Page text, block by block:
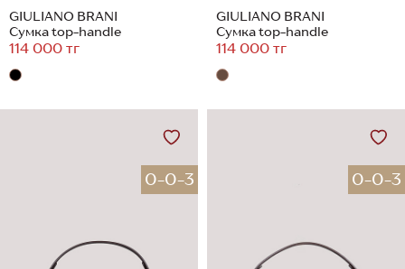
GIULIANO BRANI
Сумка top-handle
114 000 тг
GIULIANO BRANI
Сумка top-handle
114 000 тг
0-0-3 0-0-3